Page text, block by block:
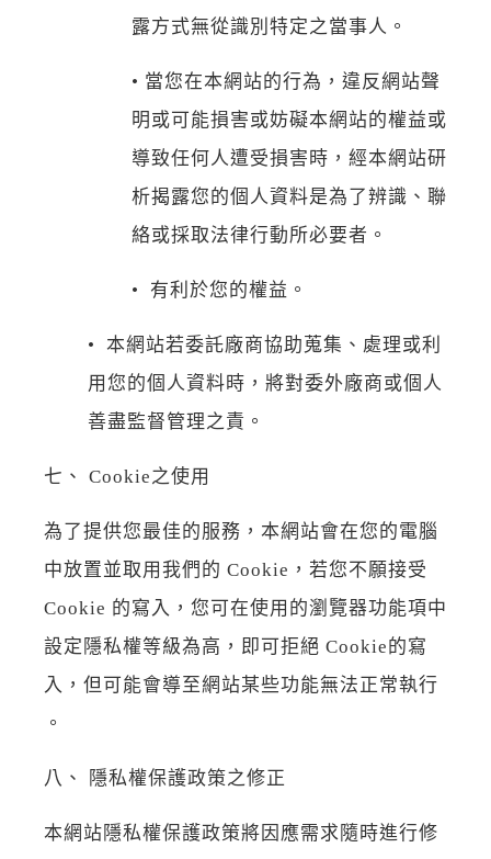
露方式無從識別特定之當事人。
• 當您在本網站的行為，違反網站聲
明或可能損害或妨礙本網站的權益或
導致任何人遭受損害時，經本網站研
析揭露您的個人資料是為了辨識、聯
絡或採取法律行動所必要者。
• 有利於您的權益。
• 本網站若委託廠商協助蒐集、處理或利
用您的個人資料時，將對委外廠商或個人
善盡監督管理之責。
七、 Cookie之使用
為了提供您最佳的服務，本網站會在您的電腦
中放置並取用我們的 Cookie，若您不願接受
Cookie 的寫入，您可在使用的瀏覽器功能項中
設定隱私權等級為高，即可拒絕 Cookie的寫
入，但可能會導至網站某些功能無法正常執行
。
八、 隱私權保護政策之修正
本網站隱私權保護政策將因應需求隨時進行修